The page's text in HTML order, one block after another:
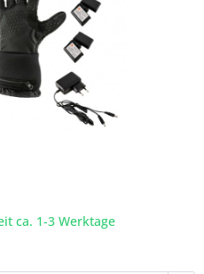
ca. 1-3 Werktage